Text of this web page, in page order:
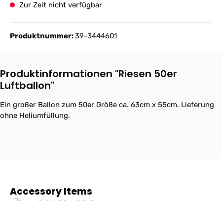
Zur Zeit nicht verfügbar
Produktnummer:39-3444601
Produktinformationen "Riesen 50er
Luftballon"
Ein großer Ballon zum 50er Größe ca. 63cm x 55cm. Lieferung
ohne Heliumfüllung.
Produktgalerie überspringen
Accessory Items